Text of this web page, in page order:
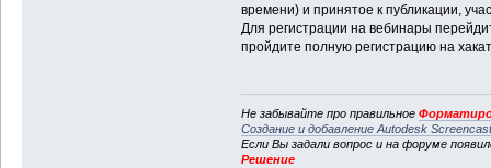
времени) и принятое к публикации,
Для регистрации на вебинары
пройдите полную регистрацию на
Не забывайте про правильное
Создание и добавление Autodesk
Если Вы задали вопрос и на форуме
Решение